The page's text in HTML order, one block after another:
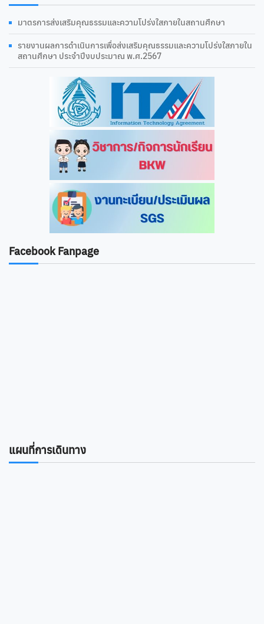
มาตรการส่งเสริมคุณธรรมและความโปร่งใสภายในสถานศึกษา
รายงานผลการดําเนินการเพื่อส่งเสริมคุณธรรมและความโปร่งใสภายใน
สถานศึกษา ประจำปีงบประมาณ พ.ศ.2567
Facebook Fanpage
แผนที่การเดินทาง